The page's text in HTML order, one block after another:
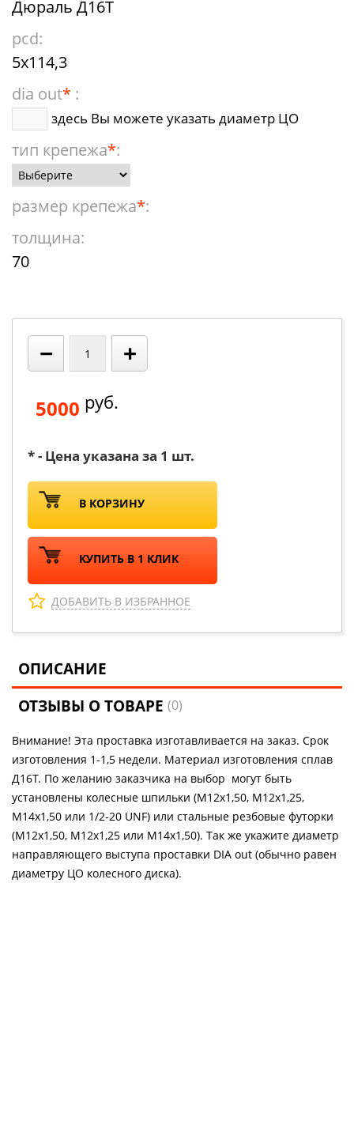
Дюраль Д16Т
pcd:
5x114,3
dia out* :
здесь Вы можете указать диаметр ЦО
тип крепежа*:
размер крепежа*:
толщина:
70
− +
5000 руб.
* - Цена указана за 1 шт.
В КОРЗИНУ
КУПИТЬ В 1 КЛИК
ДОБАВИТЬ В ИЗБРАННОЕ
ОПИСАНИЕ
ОТЗЫВЫ О ТОВАРЕ(0)
Внимание! Эта проставка изготавливается на заказ. Срок
изготовления 1-1,5 недели. Материал изготовления сплав
Д16Т. По желанию заказчика на выбор могут быть
установлены колесные шпильки (М12х1,50, М12х1,25,
М14х1,50 или 1/2-20 UNF) или стальные резбовые футорки
(М12х1,50, М12х1,25 или М14х1,50). Так же укажите диаметр
направляющего выступа проставки DIA out (обычно равен
диаметру ЦО колесного диска).